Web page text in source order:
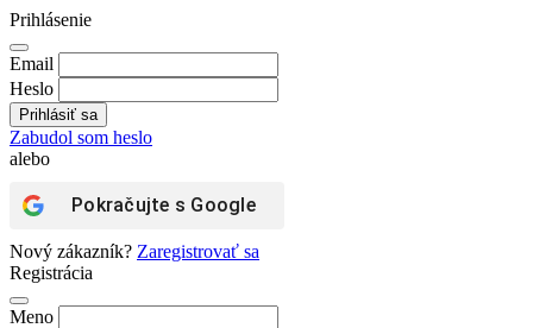
Prihlásenie
Email
Heslo
Zabudol som heslo
alebo
Pokračujte s Google
Nový zákazník? Zaregistrovať sa
Registrácia
Meno